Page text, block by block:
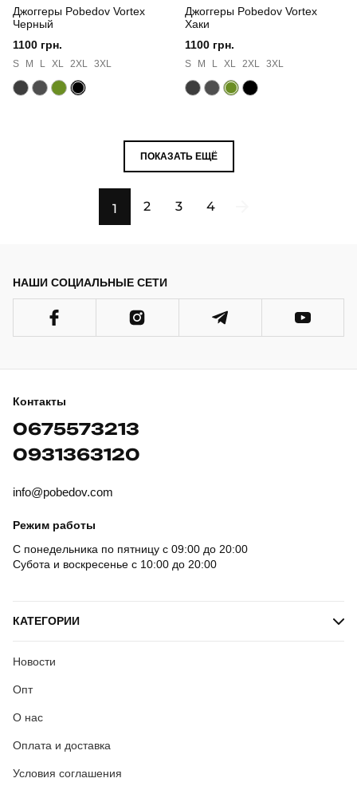
Джоггеры Pobedov Vortex
Черный
1100 грн.
S M L XL 2XL 3XL
Джоггеры Pobedov Vortex
Хаки
1100 грн.
S M L XL 2XL 3XL
ПОКАЗАТЬ ЕЩЁ
1 2 3 4
НАШИ СОЦИАЛЬНЫЕ СЕТИ
Контакты
0675573213
0931363120
info@pobedov.com
Режим работы
С понедельника по пятницу с 09:00 до 20:00
Субота и воскресенье с 10:00 до 20:00
КАТЕГОРИИ
Новости
Опт
О нас
Оплата и доставка
Условия соглашения